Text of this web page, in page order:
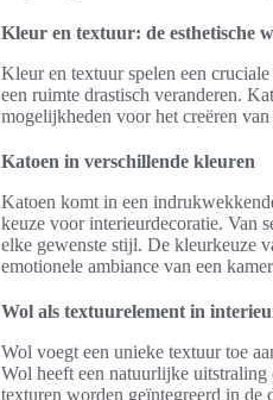
Kleur en textuur: de esthetische
Kleur en textuur spelen een
een ruimte drastisch veranderen.
mogelijkheden voor het creëren
Katoen in verschillende kleuren
Katoen komt in een
keuze voor interieurdecoratie. Van
elke gewenste stijl. De kleurkeuze
emotionele ambiance van een
Wol als textuurelement in
Wol voegt een unieke textuur toe
Wol heeft een natuurlijke
texturen worden geïntegreerd in de